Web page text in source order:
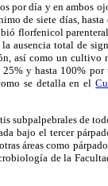
por día y en ambos
de siete días,
florfenicol
ausencia total de
así como un cultivo
y hasta 100% por
se detalla en el
subpalpebrales de
bajo el tercer
áreas como
de la